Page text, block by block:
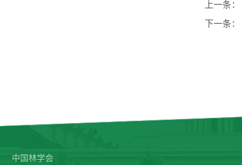
上一条：
下一条：
中国林学会